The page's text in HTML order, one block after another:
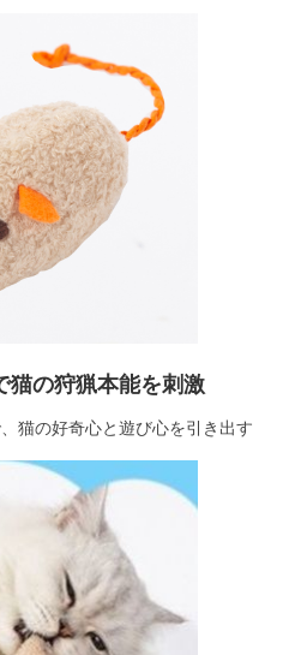
猫の狩猟本能を刺激
猫の好奇心と遊び心を引き出す